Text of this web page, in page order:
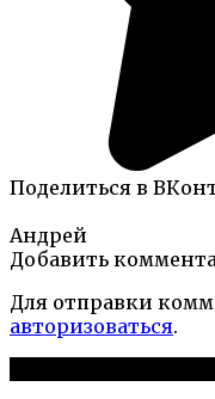
Поделиться в
Андрей
Добавить
Для отправки
авторизоваться.